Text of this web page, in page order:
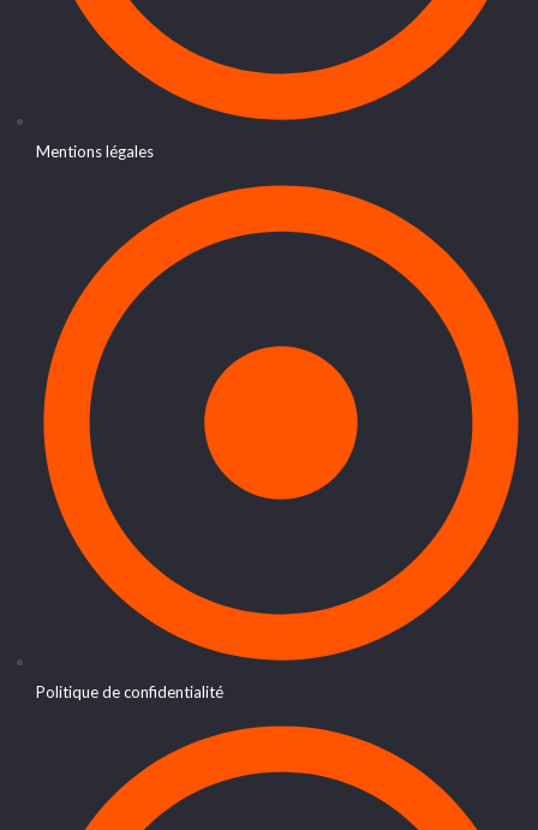
Mentions légales
Politique de confidentialité